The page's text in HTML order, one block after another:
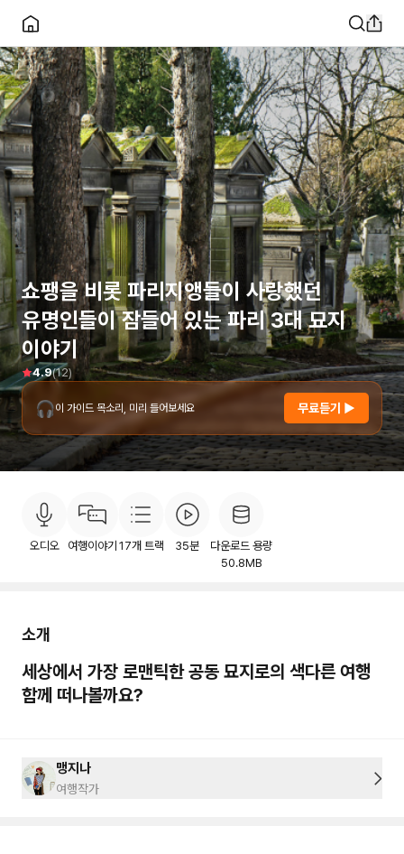
쇼팽을 비롯 파리지앵들이 사랑했던
유명인들이 잠들어 있는 파리 3대 묘지
이야기
4.9(12)
🎧이 가이드 목소리, 미리 들어보세요 무료듣기 ▶
오디오 여행이야기 17개 트랙 35분
다운로드 용량
50.8MB
소개
세상에서 가장 로맨틱한 공동 묘지로의 색다른 여행
함께 떠나볼까요?
맹지나
여행작가